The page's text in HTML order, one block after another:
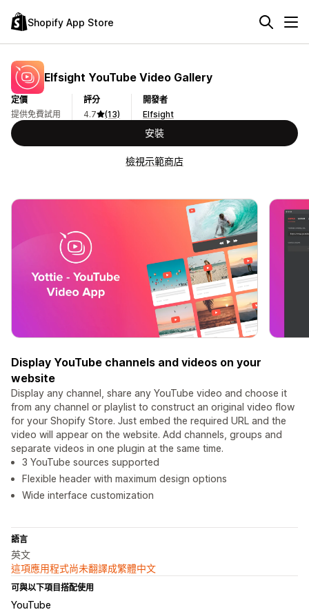
Shopify App Store
Elfsight YouTube Video Gallery
定價
提供免費試用
評分
4.7
(13)
開發者
Elfsight
安裝
檢視示範商店
Display YouTube channels and videos on your
website
Display any channel, share any YouTube video and choose it
from any channel or playlist to construct an original video flow
for your Shopify Store. Just embed the required URL and the
video will appear on the website. Add channels, groups and
separate videos in one plugin at the same time.
3 YouTube sources supported
Flexible header with maximum design options
Wide interface customization
語言
英文
這項應用程式尚未翻譯成繁體中文
可與以下項目搭配使用
YouTube